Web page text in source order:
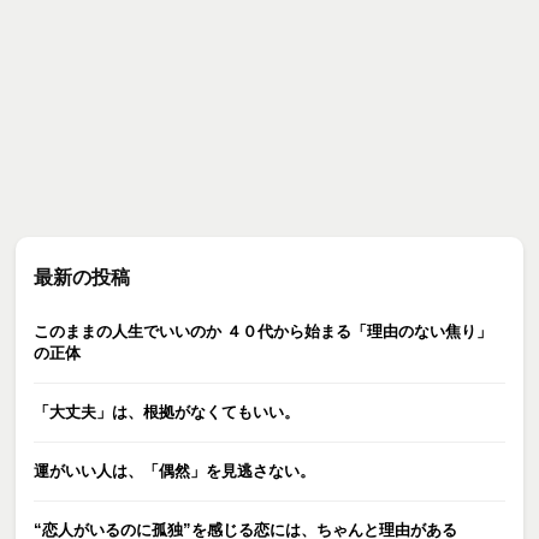
最新の投稿
このままの人生でいいのか ４０代から始まる「理由のない焦り」
の正体
「大丈夫」は、根拠がなくてもいい。
運がいい人は、「偶然」を見逃さない。
“恋人がいるのに孤独”を感じる恋には、ちゃんと理由がある